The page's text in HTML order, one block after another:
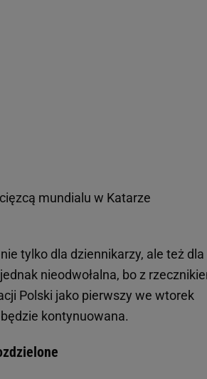
mundialu w Katarze
tylko dla dziennikarzy, ale też dla
nieodwołalna, bo z
Polski jako pierwszy we wtorek
kontynuowana.